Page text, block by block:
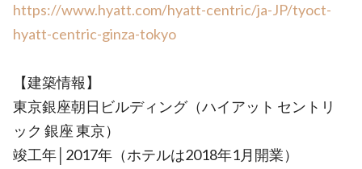
https://www.hyatt.com/hyatt-centric/ja-JP/tyoct-
hyatt-centric-ginza-tokyo
【建築情報】
東京銀座朝日ビルディング（ハイアット セントリ
ック 銀座 東京）
竣工年│2017年（ホテルは2018年1月開業）